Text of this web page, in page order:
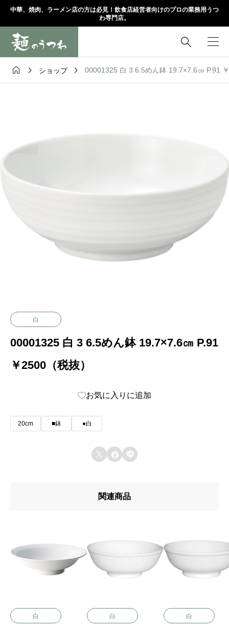
中華、焼肉、ラーメン店の方は必見！飲食店経営者向けのプロの業務用うつ
わ専門店。

  ショップ  00001325 白 3 6.5めん鉢 19.7×7.6㎝ P.91
白
00001325 白 3 6.5めん鉢 19.7×7.6㎝ P.91
￥2500（税抜）
お気に入りに追加
20cm ■鉢 ●白
  
関連商品
白 白 白